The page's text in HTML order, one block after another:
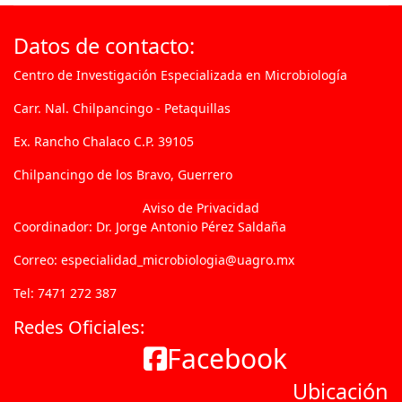
Datos de contacto:
Centro de Investigación Especializada en Microbiología
Carr. Nal. Chilpancingo - Petaquillas
Ex. Rancho Chalaco C.P. 39105
Chilpancingo de los Bravo, Guerrero
Aviso de Privacidad
Coordinador: Dr. Jorge Antonio Pérez Saldaña
Correo: especialidad_microbiologia@uagro.mx
Tel: 7471 272 387
Redes Oficiales:
Facebook
Ubicación